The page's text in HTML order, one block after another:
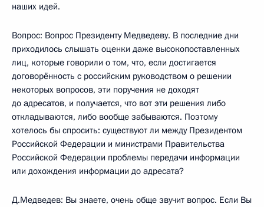
наших идей.
Вопрос: Вопрос Президенту Медведеву. В последние дни
приходилось слышать оценки даже высокопоставленных
лиц, которые говорили о том, что, если достигается
договорённость с российским руководством о решении
некоторых вопросов, эти поручения не доходят
до адресатов, и получается, что вот эти решения либо
откладываются, либо вообще забываются. Поэтому
хотелось бы спросить: существуют ли между Президентом
Российской Федерации и министрами Правительства
Российской Федерации проблемы передачи информации
или дохождения информации до адресата?
Д.Медведев: Вы знаете, очень обще звучит вопрос. Если Вы